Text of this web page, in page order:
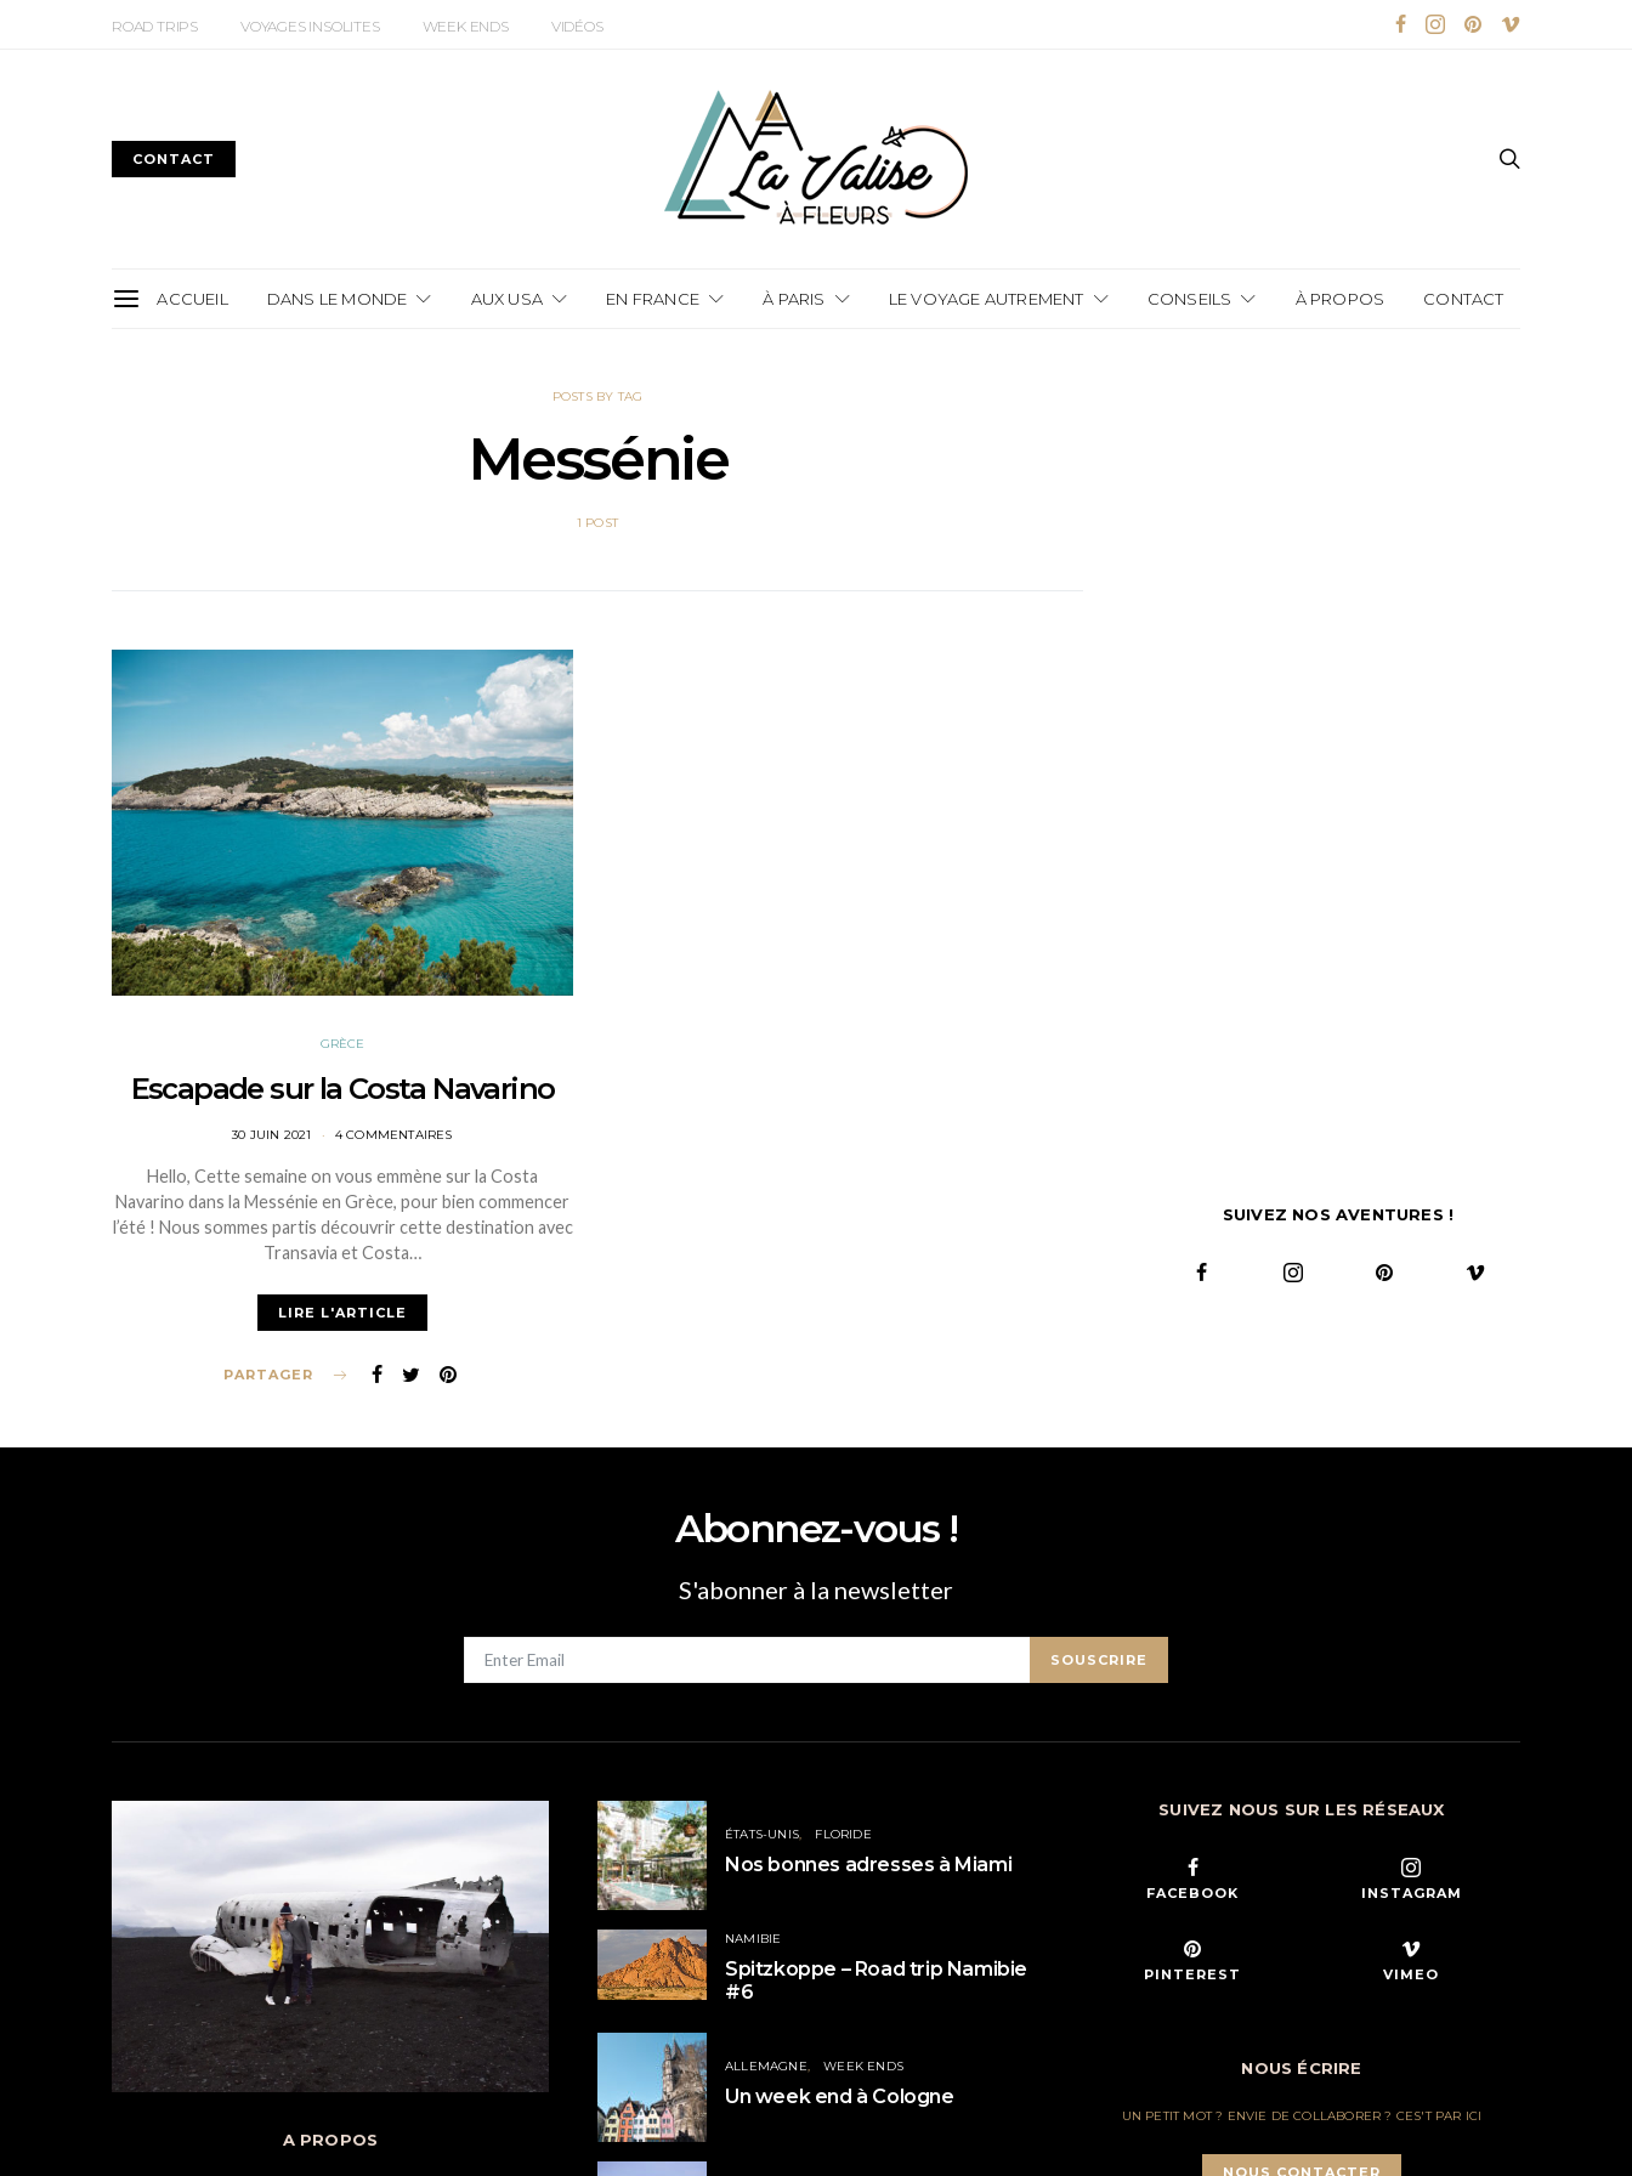
ROAD TRIPS VOYAGES INSOLITES WEEK ENDS VIDÉOS
CONTACT
ACCUEIL DANS LE MONDE AUX USA EN FRANCE À PARIS LE VOYAGE AUTREMENT CONSEILS À PROPOS CONTACT
POSTS BY TAG
Messénie
1 POST
GRÈCE
Escapade sur la Costa Navarino
POSTED
30 JUIN 2021 4 COMMENTAIRES
Hello, Cette semaine on vous emmène sur la Costa
Navarino dans la Messénie en Grèce, pour bien commencer
l’été ! Nous sommes partis découvrir cette destination avec
Transavia et Costa…
LIRE L'ARTICLE
PARTAGER
SUIVEZ NOS AVENTURES !
Abonnez-vous !
S'abonner à la newsletter
SOUSCRIRE
A PROPOS
ÉTATS-UNIS FLORIDE
Nos bonnes adresses à Miami
NAMIBIE
Spitzkoppe – Road trip Namibie
#6
ALLEMAGNE WEEK ENDS
Un week end à Cologne
SUIVEZ NOUS SUR LES RÉSEAUX
FACEBOOK INSTAGRAM
PINTEREST VIMEO
NOUS ÉCRIRE
UN PETIT MOT ? ENVIE DE COLLABORER ? CES'T PAR ICI
NOUS CONTACTER